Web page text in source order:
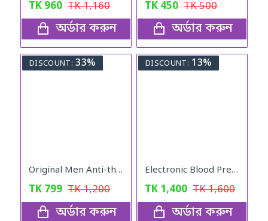
TK 960 TK1,160
অর্ডার করুন
TK 450 TK500
অর্ডার করুন
DISCOUNT: 33%
Original Men Anti-theft Waterproof Crossbody Bag
TK 799 TK1,200
অর্ডার করুন
DISCOUNT: 13%
Electronic Blood Pressure Monitor
TK 1,400 TK1,600
অর্ডার করুন